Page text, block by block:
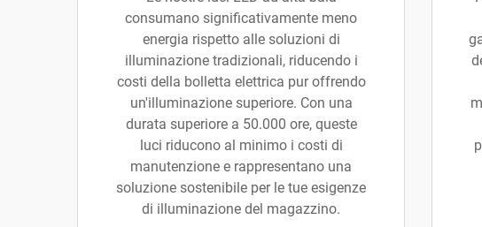
consumano significativamente meno
energia rispetto alle soluzioni di
illuminazione tradizionali, riducendo i
costi della bolletta elettrica pur offrendo
un'illuminazione superiore. Con una
durata superiore a 50.000 ore, queste
luci riducono al minimo i costi di
manutenzione e rappresentano una
soluzione sostenibile per le tue esigenze
di illuminazione del magazzino.